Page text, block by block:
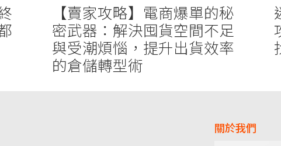
【賣家攻略】電商爆單的秘
密武器：解決囤貨空間不足
與受潮煩惱，提升出貨效率
的倉儲轉型術
關於我們